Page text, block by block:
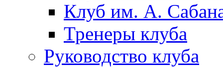
Клуб им. А.
Тренеры клуба
Руководство клуба